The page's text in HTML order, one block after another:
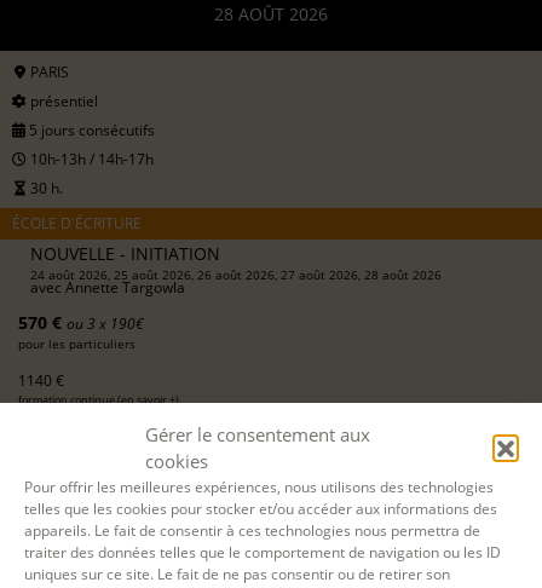
Gérer le consentement aux
cookies
Pour offrir les meilleures expériences, nous utilisons des technologies
telles que les cookies pour stocker et/ou accéder aux informations des
appareils. Le fait de consentir à ces technologies nous permettra de
traiter des données telles que le comportement de navigation ou les ID
uniques sur ce site. Le fait de ne pas consentir ou de retirer son
28 AOÛT 2026
PARIS
présentiel
5 jours consécutifs
10h-13h / 14h-17h
30 h.
ÉCOLE D'ÉCRITURE
NOUVELLE - INITIATION
24 août 2026, 25 août 2026, 26 août 2026, 27 août 2026, 28 août 2026
avec Annette Targowla
570 € ou 3 x 190€
pour les particuliers
1140 €
formation continue (en savoir +)
DEMANDER UN DEVIS
S'INSCRIRE EN LIGNE